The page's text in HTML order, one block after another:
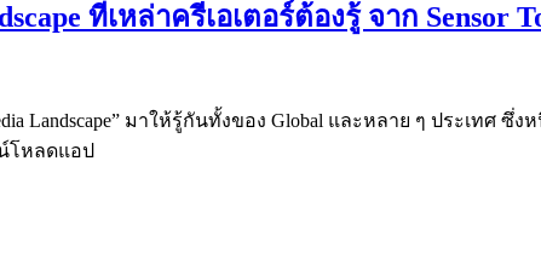
ที่เหล่าครีเอเตอร์ต้องรู้ จาก Sensor
Landscape” มาให้รู้กันทั้งของ Global และหลาย ๆ ประเทศ
โหลดแอป